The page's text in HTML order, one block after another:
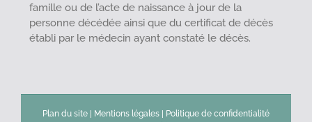
famille ou de l’acte de naissance à jour de la
personne décédée ainsi que du certificat de décès
établi par le médecin ayant constaté le décès.
Plan du site | Mentions légales | Politique de confidentialité